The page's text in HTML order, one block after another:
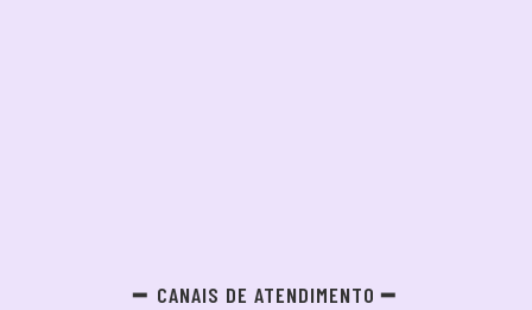
CANAIS DE ATENDIMENTO